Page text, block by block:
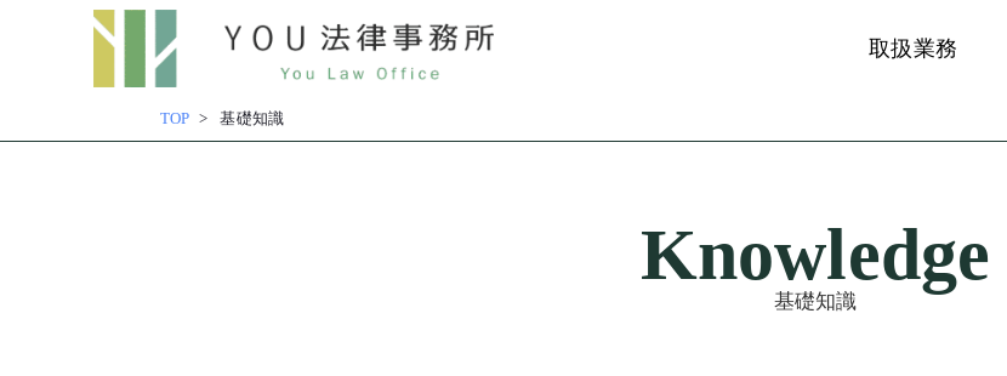
取扱業務
TOP 基礎知識
Knowledge
基礎知識